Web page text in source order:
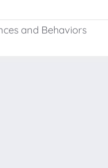
and Behaviors